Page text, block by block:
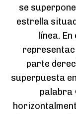
se
estrella
línea.
parte
superpuesta
palabra